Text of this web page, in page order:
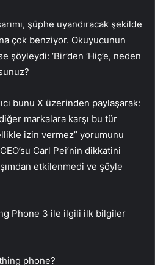
şüphe uyandıracak şekilde
çok benziyor. Okuyucunun
şöyleydi: ‘Bir’den ‘Hiç’e, neden
bunu X üzerinden paylaşarak:
markalara karşı bu tür
izin vermez” yorumunu
Carl Pei’nin dikkatini
etkilenmedi ve şöyle
Phone 3 ile ilgili ilk bilgiler
phone?